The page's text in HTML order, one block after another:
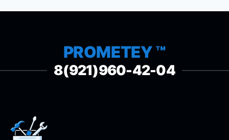
PROMETEY ™
8(921)960-42-04